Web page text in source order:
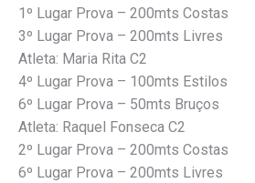
1º Lugar Prova – 200mts Costas
3º Lugar Prova – 200mts Livres
Atleta: Maria Rita C2
4º Lugar Prova – 100mts Estilos
6º Lugar Prova – 50mts Bruços
Atleta: Raquel Fonseca C2
2º Lugar Prova – 200mts Costas
6º Lugar Prova – 200mts Livres